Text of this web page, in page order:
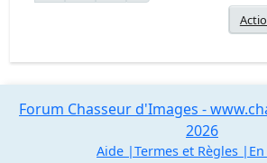
Forum Chasseur d'Images -
2026
Aide Termes et Règles